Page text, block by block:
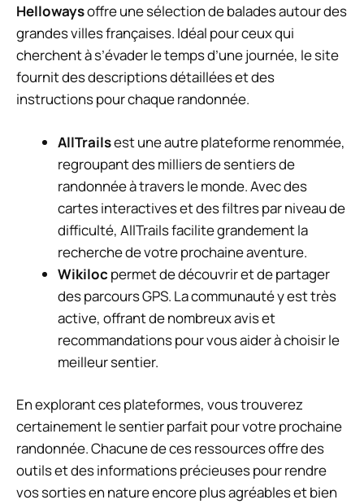
Hellowaysoffre une sélection de balades autour des
grandes villes françaises. Idéal pour ceux qui
cherchent à s’évader le temps d’une journée, le site
fournit des descriptions détaillées et des
instructions pour chaque randonnée.
AllTrailsest une autre plateforme renommée,
regroupant des milliers de sentiers de
randonnée à travers le monde. Avec des
cartes interactives et des filtres par niveau de
difficulté, AllTrails facilite grandement la
recherche de votre prochaine aventure.
Wikiloc permet de découvrir et de partager
des parcours GPS. La communauté y est très
active, offrant de nombreux avis et
recommandations pour vous aider à choisir le
meilleur sentier.
En explorant ces plateformes, vous trouverez
certainement le sentier parfait pour votre prochaine
randonnée. Chacune de ces ressources offre des
outils et des informations précieuses pour rendre
vos sorties en nature encore plus agréables et bien